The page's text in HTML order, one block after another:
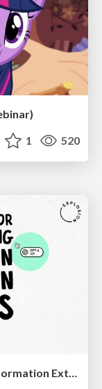
1 520
Practical Tips for Bootstrapping Information Extraction Pipelines